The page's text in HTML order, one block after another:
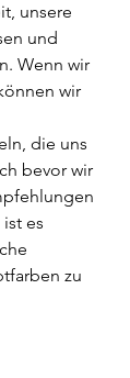
unsere
und
Wenn wir
wir
die uns
bevor wir
es
zu